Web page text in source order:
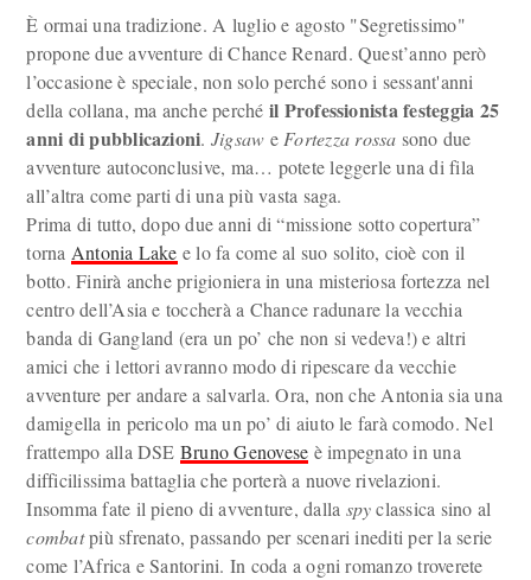
È ormai una tradizione. A luglio e agosto "Segretissimo"
propone due avventure di Chance Renard. Quest’anno però
l’occasione è speciale, non solo perché sono i sessant'anni
della collana, ma anche perché il Professionista festeggia 25
anni di pubblicazioni. Jigsaw e Fortezza rossa sono due
avventure autoconclusive, ma… potete leggerle una di fila
all’altra come parti di una più vasta saga.
Prima di tutto, dopo due anni di “missione sotto copertura”
torna Antonia Lake e lo fa come al suo solito, cioè con il
botto. Finirà anche prigioniera in una misteriosa fortezza nel
centro dell’Asia e toccherà a Chance radunare la vecchia
banda di Gangland (era un po’ che non si vedeva!) e altri
amici che i lettori avranno modo di ripescare da vecchie
avventure per andare a salvarla. Ora, non che Antonia sia una
damigella in pericolo ma un po’ di aiuto le farà comodo. Nel
frattempo alla DSE Bruno Genovese è impegnato in una
difficilissima battaglia che porterà a nuove rivelazioni.
Insomma fate il pieno di avventure, dalla spyclassica sino al
combatpiù sfrenato, passando per scenari inediti per la serie
come l’Africa e Santorini. In coda a ogni romanzo troverete